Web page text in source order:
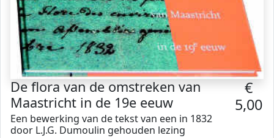
De flora van de omstreken van
Maastricht in de 19e eeuw
Een bewerking van de tekst van een in 1832
door L.J.G. Dumoulin gehouden lezing
€
5,00